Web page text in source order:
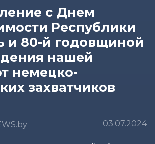
с Днем
Республики
и 80-й годовщиной
нашей
немецко-
захватчиков
03.07.2024